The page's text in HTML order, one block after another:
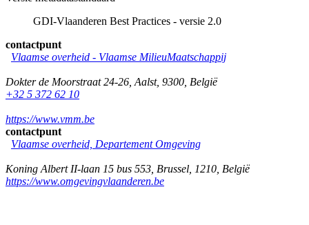
GDI-Vlaanderen Best Practices - versie 2.0
contactpunt
Vlaamse overheid - Vlaamse MilieuMaatschappij
Dokter de Moorstraat 24-26 Aalst, 9300 België
+32 5 372 62 10
https://www.vmm.be
contactpunt
Vlaamse overheid, Departement Omgeving
Koning Albert II-laan 15 bus 553 Brussel 1210 België
https://www.omgevingvlaanderen.be